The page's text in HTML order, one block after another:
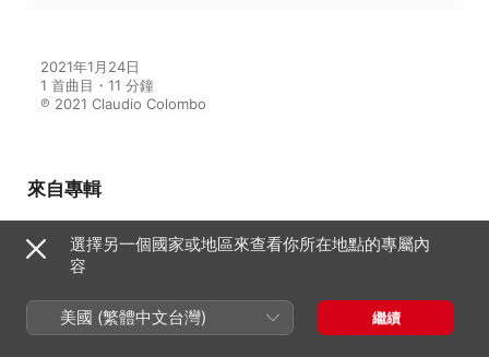
2021年1月24日
1 首曲目・11 分鐘
℗ 2021 Claudio Colombo
來自專輯
Claudio Colombo
選擇另一個國家或地區來查看你所在地點的專屬內
容
美國 (繁體中文台灣) 繼續